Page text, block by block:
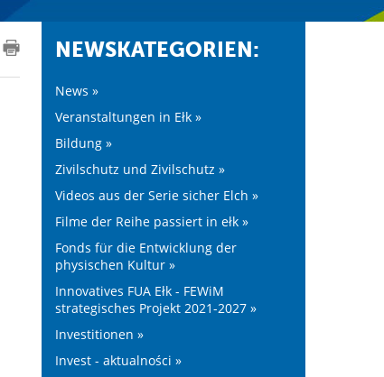
NEWSKATEGORIEN:
News »
Veranstaltungen in Ełk »
Bildung »
Zivilschutz und Zivilschutz »
Videos aus der Serie sicher Elch »
Filme der Reihe passiert in ełk »
Fonds für die Entwicklung der
physischen Kultur »
Innovatives FUA Ełk - FEWiM
strategisches Projekt 2021-2027 »
Investitionen »
Invest - aktualności »